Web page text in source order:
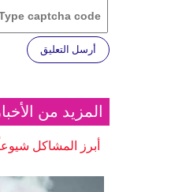
أرسل التعليق
المزيد من
أبرز المشاكل